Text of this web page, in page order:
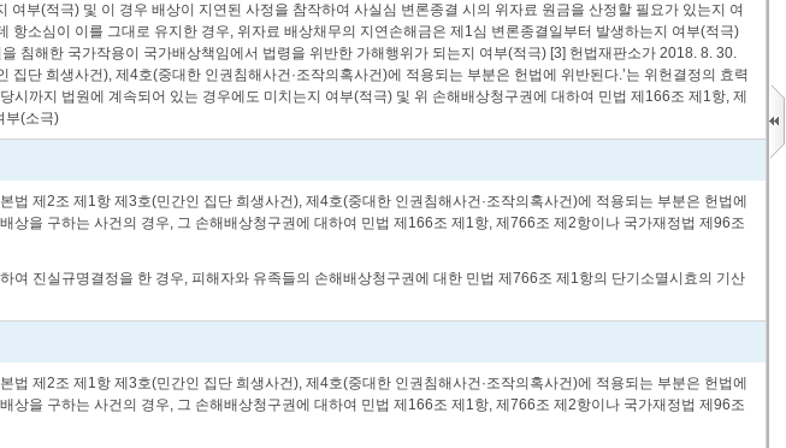
부(적극) 및 이 경우 배상이 지연된 사정을 참작하여 사실심 변론종결 시의 위자료 원금을 산정할 필요가 있는지 여
소심이 이를 그대로 유지한 경우, 위자료 배상채무의 지연손해금은 제1심 변론종결일부터 발생하는지 여부(적극)
침해한 국가작용이 국가배상책임에서 법령을 위반한 가해행위가 되는지 여부(적극) [3] 헌법재판소가 2018. 8. 30.
단 희생사건), 제4호(중대한 인권침해사건·조작의혹사건)에 적용되는 부분은 헌법에 위반된다.’는 위헌결정의 효력
까지 법원에 계속되어 있는 경우에도 미치는지 여부(적극) 및 위 손해배상청구권에 대하여 민법 제166조 제1항, 제
부(소극)
제2조 제1항 제3호(민간인 집단 희생사건), 제4호(중대한 인권침해사건·조작의혹사건)에 적용되는 부분은 헌법에
을 구하는 사건의 경우, 그 손해배상청구권에 대하여 민법 제166조 제1항, 제766조 제2항이나 국가재정법 제96조
진실규명결정을 한 경우, 피해자와 유족들의 손해배상청구권에 대한 민법 제766조 제1항의 단기소멸시효의 기산
제2조 제1항 제3호(민간인 집단 희생사건), 제4호(중대한 인권침해사건·조작의혹사건)에 적용되는 부분은 헌법에
을 구하는 사건의 경우, 그 손해배상청구권에 대하여 민법 제166조 제1항, 제766조 제2항이나 국가재정법 제96조